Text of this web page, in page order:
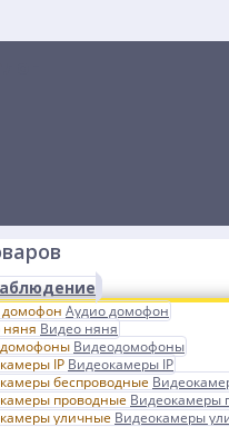
Аудио домофон
Видео няня
Видеодомофоны
Видеокамеры IP
Видеокамеры
Видеокамеры